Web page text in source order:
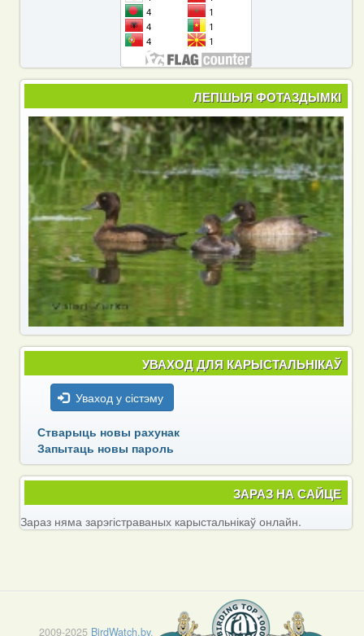
ЛЕПШЫЯ ФОТАЗДЫМКІ
УВАХОД ДЛЯ КАРЫСТАЛЬНІКАЎ
Уваход у сістэму
Стварыць новы рахунак
Запытаць новы пароль
ЗАРАЗ НА САЙЦЕ
Зараз няма зарэгістраваных карыстальнікаў онлайн.
2009-2025 BirdWatch.by.